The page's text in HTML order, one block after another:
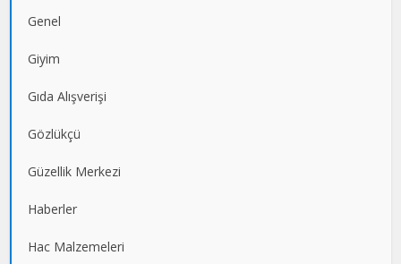
Genel
Giyim
Gıda Alışverişi
Gözlükçü
Güzellik Merkezi
Haberler
Hac Malzemeleri